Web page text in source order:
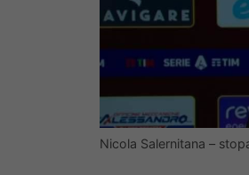
Nicola Salernitana –